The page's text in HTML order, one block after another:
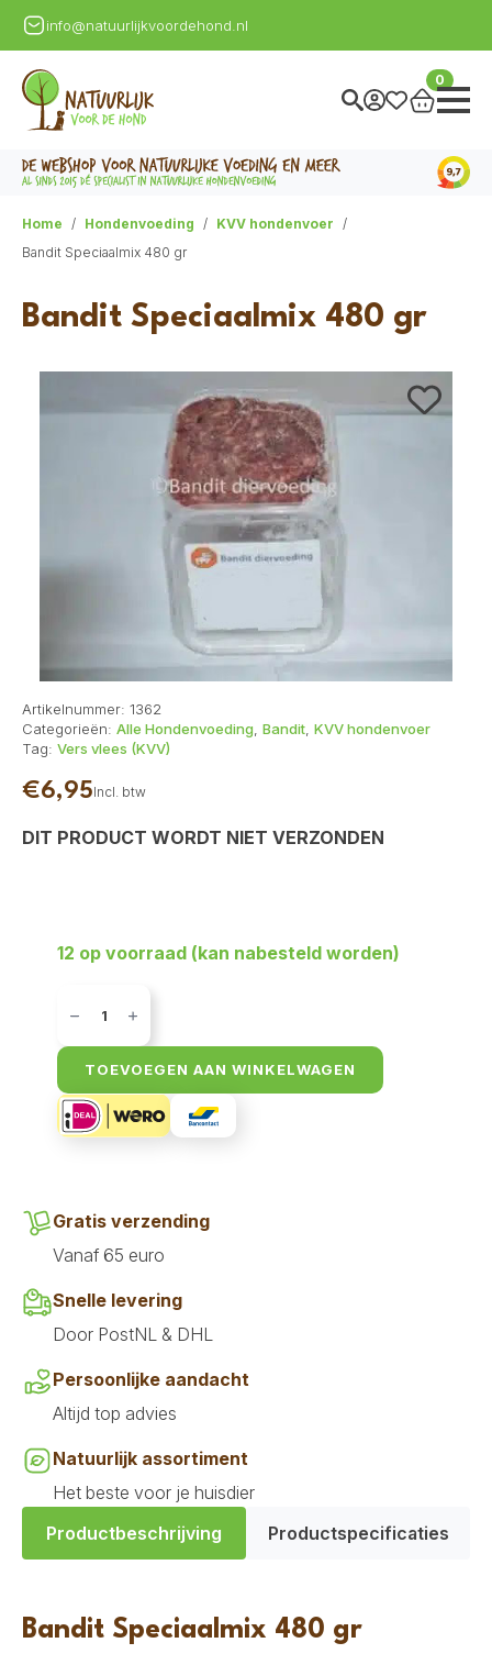
info@natuurlijkvoordehond.nl
0
Home Hondenvoeding
KVV hondenvoer
Bandit Speciaalmix 480 gr
Bandit Speciaalmix 480 gr
Artikelnummer: 1362
Categorieën: Alle Hondenvoeding, Bandit, KVV hondenvoer
Tag: Vers vlees (KVV)
€6,95Incl. btw
DIT PRODUCT WORDT NIET VERZONDEN
12 op voorraad (kan nabesteld worden)
Speciaalmix
gr
aantalTOEVOEGEN AAN WINKELWAGEN
Gratis verzending
Vanaf 65 euro
Snelle levering
Door PostNL & DHL
Persoonlijke aandacht
Altijd top advies
Natuurlijk assortiment
Het beste voor je huisdier
Productbeschrijving
Productspecificaties
Bandit Speciaalmix 480 gr